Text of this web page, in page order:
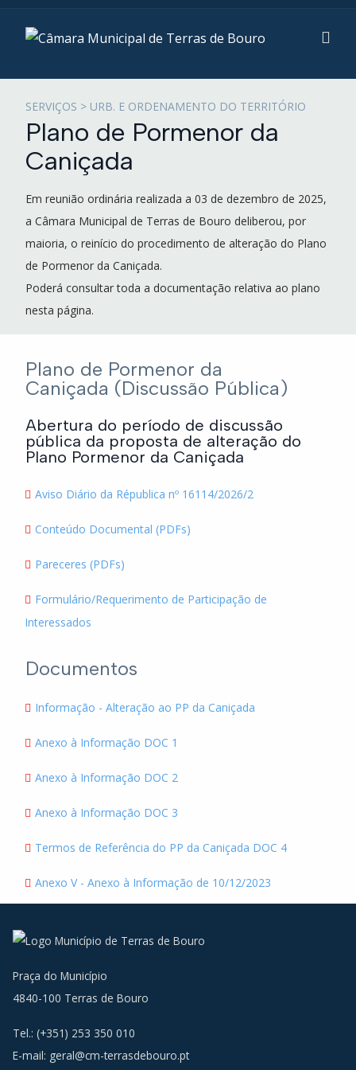
SERVIÇOS > URB. E ORDENAMENTO DO TERRITÓRIO
Plano de Pormenor da
Caniçada
Em reunião ordinária realizada a 03 de dezembro de 2025,
a Câmara Municipal de Terras de Bouro deliberou, por
maioria, o reinício do procedimento de alteração do Plano
de Pormenor da Caniçada.
Poderá consultar toda a documentação relativa ao plano
nesta página.
Plano de Pormenor da
Caniçada (Discussão Pública)
Abertura do período de discussão
pública da proposta de alteração do
Plano Pormenor da Caniçada
Aviso Diário da Républica nº 16114/2026/2
Conteúdo Documental (PDFs)
Pareceres (PDFs)
Formulário/Requerimento de Participação de
Interessados
Documentos
Informação - Alteração ao PP da Caniçada
Anexo à Informação DOC 1
Anexo à Informação DOC 2
Anexo à Informação DOC 3
Termos de Referência do PP da Caniçada DOC 4
Anexo V - Anexo à Informação de 10/12/2023
Praça do Município
4840-100 Terras de Bouro
Tel.: (+351) 253 350 010
E-mail: geral@cm-terrasdebouro.pt